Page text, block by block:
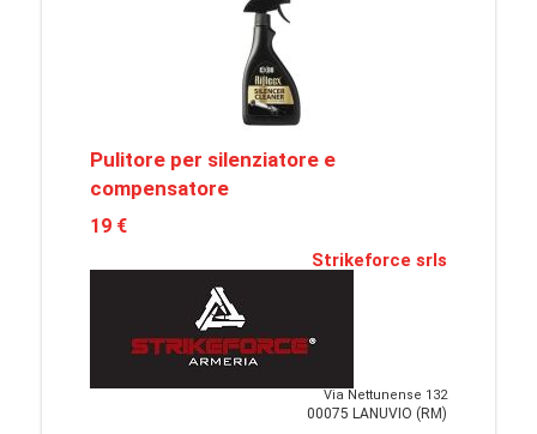
Pulitore per silenziatore e
compensatore
19 €
Strikeforce srls
Via Nettunense 132
00075 LANUVIO (RM)